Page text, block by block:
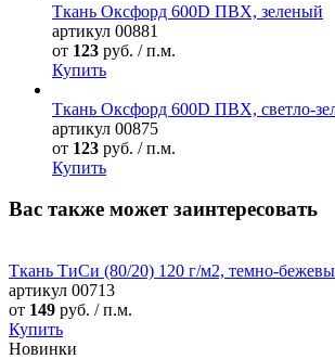
Ткань Оксфорд 600D ПВХ, зеленый
артикул 00881
от 123 руб. / п.м.
Купить
Ткань Оксфорд 600D ПВХ, светло-
артикул 00875
от 123 руб. / п.м.
Купить
Вас также может заинтересовать
Ткань ТиСи (80/20) 120 г/м2, темно-
артикул 00713
от 149 руб. / п.м.
Купить
Новинки